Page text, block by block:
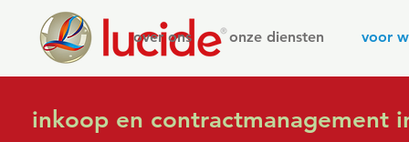
over ons onze diensten voor
inkoop en contractmanagement